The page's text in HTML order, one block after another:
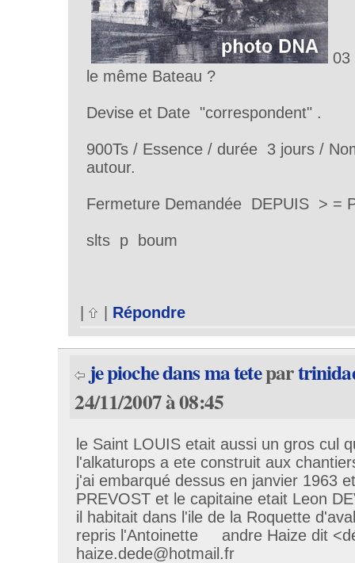
03
le même Bateau ?
Devise et Date "correspondent" .
900Ts / Essence / durée 3 jours /
autour.
Fermeture Demandée DEPUIS > =
slts p boum
| Répondre
je pioche dans ma tetepar
24/11/2007 à 08:45
le Saint LOUIS etait aussi un gros cul
l'alkaturops a ete construit aux
j'ai embarqué dessus en janvier 1963
PREVOST et le capitaine etait Leon
il habitait dans l'ile de la Roquette
repris l'Antoinette andre Haize dit
haize.dede@hotmail.fr